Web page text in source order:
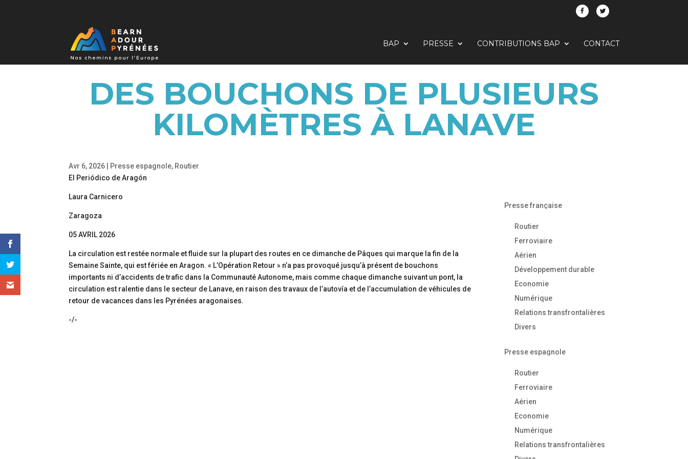
BAP PRESSE CONTRIBUTIONS BAP CONTACT
DES BOUCHONS DE PLUSIEURS
KILOMÈTRES À LANAVE
Avr 6, 2026 Presse espagnole, Routier
El Periódico de Aragón
Laura Carnicero
Zaragoza
05 AVRIL 2026
La circulation est restée normale et fluide sur la plupart des routes en ce dimanche de Pâques qui marque la fin de la
Semaine Sainte, qui est fériée en Aragon. « L’Opération Retour » n’a pas provoqué jusqu’à présent de bouchons
importants ni d’accidents de trafic dans la Communauté Autonome, mais comme chaque dimanche suivant un pont, la
circulation est ralentie dans le secteur de Lanave, en raison des travaux de l’autovía et de l’accumulation de véhicules de
retour de vacances dans les Pyrénées aragonaises.
-/-
Presse française
Routier
Ferroviaire
Aérien
Développement durable
Economie
Numérique
Relations transfrontalières
Divers
Presse espagnole
Routier
Ferroviaire
Aérien
Economie
Numérique
Relations transfrontalières